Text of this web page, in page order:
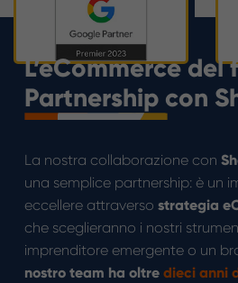
Slide 2 of 3.
L’eCommerce del
Partnership con
La nostra collaborazione con
una semplice partnership: è un
eccellere attraverso strategia
che sceglieranno i nostri
imprenditore emergente o un
nostro team ha oltre dieci anni